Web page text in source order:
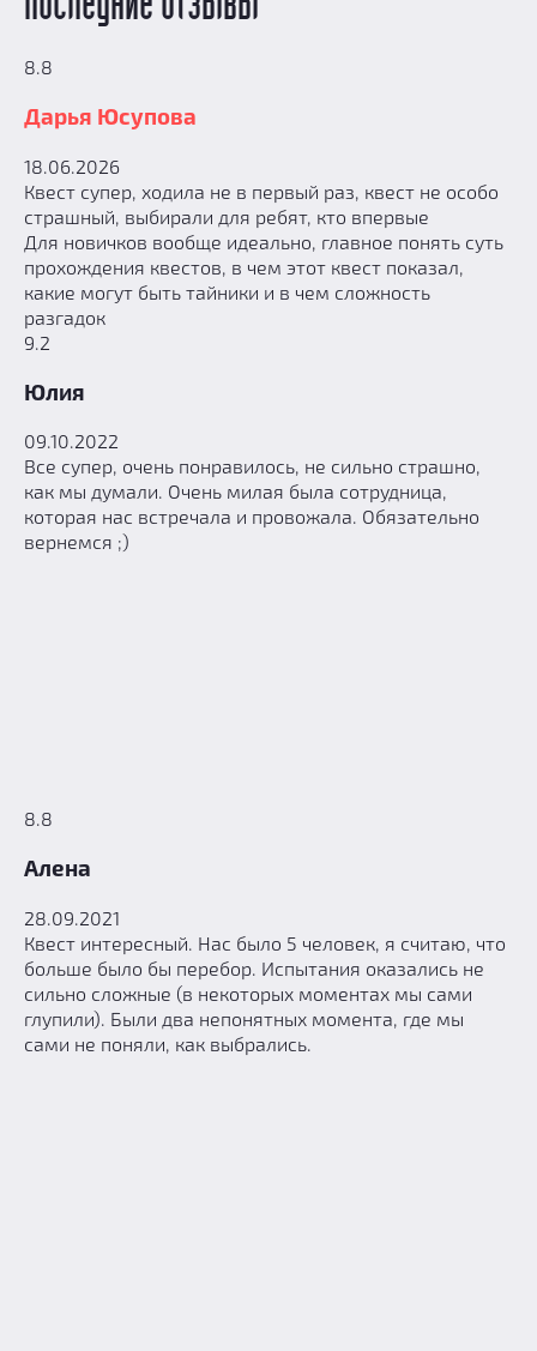
8.8
Дарья Юсупова
18.06.2026
Квест супер, ходила не в первый раз, квест не особо
страшный, выбирали для ребят, кто впервые
Для новичков вообще идеально, главное понять суть
прохождения квестов, в чем этот квест показал,
какие могут быть тайники и в чем сложность
разгадок
9.2
Юлия
09.10.2022
Все супер, очень понравилось, не сильно страшно,
как мы думали. Очень милая была сотрудница,
которая нас встречала и провожала. Обязательно
вернемся ;)
8.8
Алена
28.09.2021
Квест интересный. Нас было 5 человек, я считаю, что
больше было бы перебор. Испытания оказались не
сильно сложные (в некоторых моментах мы сами
глупили). Были два непонятных момента, где мы
сами не поняли, как выбрались.